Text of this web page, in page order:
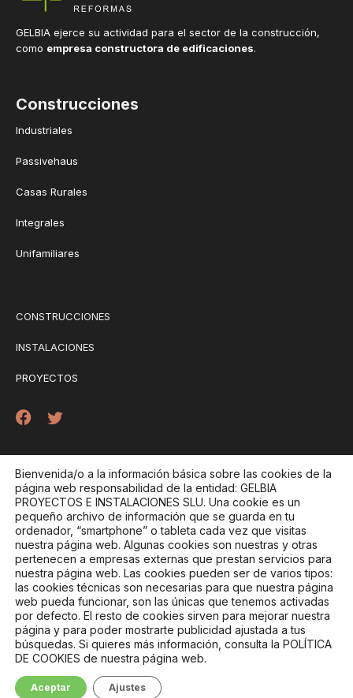
GELBIA ejerce su actividad para el sector de la construcción,
como empresa constructora de edificaciones.
Construcciones
Industriales
Passivehaus
Casas Rurales
Integrales
Unifamiliares
CONSTRUCCIONES
INSTALACIONES
PROYECTOS
Contacto
Gran Vía Marqués del Turia, 49 – 46005 Valencia
684 064 282
PÍDENOS PRESUPUESTO
TRABAJA CON NOSOTROS
Bienvenida/o a la información básica sobre las cookies de la
página web responsabilidad de la entidad: GELBIA
PROYECTOS E INSTALACIONES SLU. Una cookie es un
pequeño archivo de información que se guarda en tu
ordenador, “smartphone” o tableta cada vez que visitas
nuestra página web. Algunas cookies son nuestras y otras
pertenecen a empresas externas que prestan servicios para
nuestra página web. Las cookies pueden ser de varios tipos:
las cookies técnicas son necesarias para que nuestra página
web pueda funcionar, son las únicas que tenemos activadas
por defecto. El resto de cookies sirven para mejorar nuestra
página y para poder mostrarte publicidad ajustada a tus
búsquedas. Si quieres más información, consulta la POLÍTICA
DE COOKIES de nuestra página web.
Aceptar Ajustes